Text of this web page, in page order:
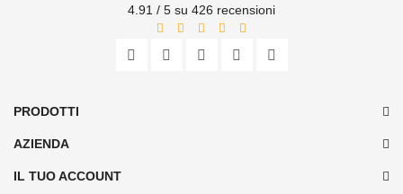
4.91 / 5 su 426 recensioni
PRODOTTI
AZIENDA
IL TUO ACCOUNT